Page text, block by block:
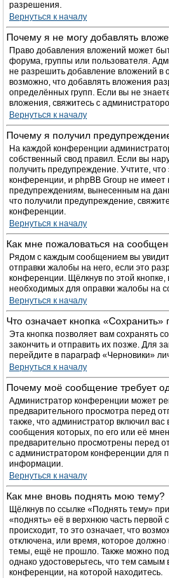
разрешения.
Вернуться к началу
Почему я не могу добавлять
Право добавления вложений может
форума, группы или пользователя.
не разрешить добавление вложений в
возможно, что добавлять вложения
определённых групп. Если вы не
вложения, свяжитесь с
Вернуться к началу
Почему я получил
На каждой конференции
собственный свод правил. Если вы
получить предупреждение. Учтите,
конференции, и phpBB Group не имеет
предупреждениям, вынесенным на
что получили предупреждение,
конференции.
Вернуться к началу
Как мне пожаловаться на
Рядом с каждым сообщением вы
отправки жалобы на него, если это
конференции. Щёлкнув по этой
необходимых для оправки жалобы на
Вернуться к началу
Что означает кнопка
Эта кнопка позволяет вам сохранять
закончить и отправить их позже. Для
перейдите в параграф «Черновики»
Вернуться к началу
Почему моё сообщение требует
Администратор конференции может
предварительного просмотра перед
также, что администратор включил вас
сообщения которых, по его или её
предварительно просмотрены перед
с администратором конференции для
информации.
Вернуться к началу
Как мне вновь поднять мою тему?
Щёлкнув по ссылке «Поднять тему»
«поднять» её в верхнюю часть первой
происходит, то это означает, что
отключена, или время, которое
темы, ещё не прошло. Также можно
однако удостоверьтесь, что тем
конференции, на которой находитесь.